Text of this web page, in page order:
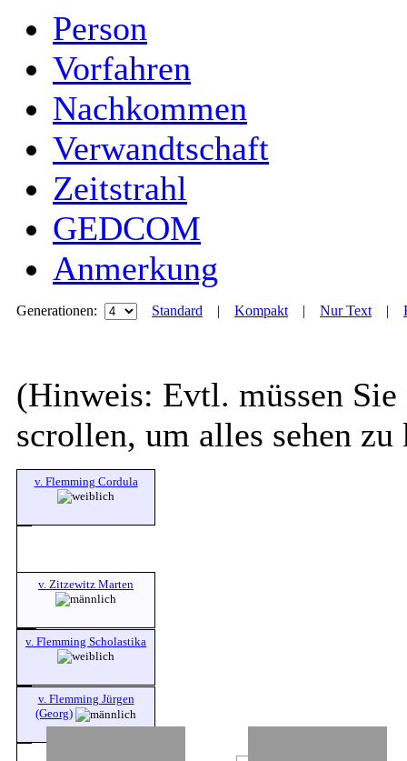
Person
Vorfahren
Nachkommen
Verwandtschaft
Zeitstrahl
GEDCOM
Anmerkung
Generationen: Standard | Kompakt| Nur Text|
(Hinweis: Evtl. müssen Sie
scrollen, um alles sehen zu
v. Flemming Cordula
v. Zitzewitz Marten
v. Flemming Scholastika
v. Flemming Jürgen
(Georg)